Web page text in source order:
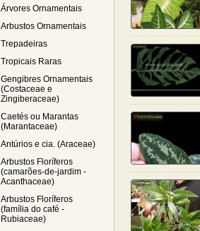
Árvores Ornamentais
Arbustos Ornamentais
Trepadeiras
Tropicais Raras
Gengibres Ornamentais
(Costaceae e
Zingiberaceae)
Caetés ou Marantas
(Marantaceae)
Antúrios e cia. (Araceae)
Arbustos Floríferos
(camarões-de-jardim -
Acanthaceae)
Arbustos Floríferos
(família do café -
Rubiaceae)